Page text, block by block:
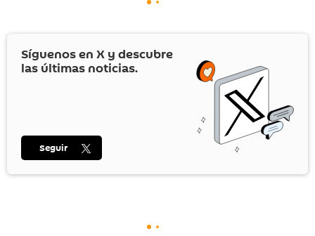
Síguenos en X y descubre
las últimas noticias.
Seguir